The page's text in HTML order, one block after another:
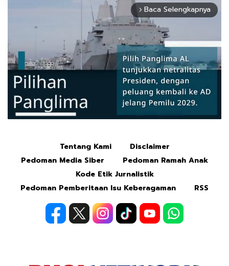
arrow_forward_ios Baca Selengkapnya
Tentang Kami
Disclaimer
Pedoman Media Siber
Pedoman Ramah Anak
Kode Etik Jurnalistik
Pedoman Pemberitaan Isu Keberagaman
RSS